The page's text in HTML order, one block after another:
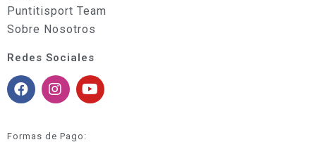
Puntitisport Team
Sobre Nosotros
Redes Sociales
Formas de Pago: